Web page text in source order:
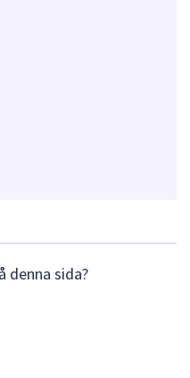
denna sida?